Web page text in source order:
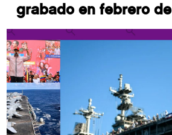
grabado en febrero